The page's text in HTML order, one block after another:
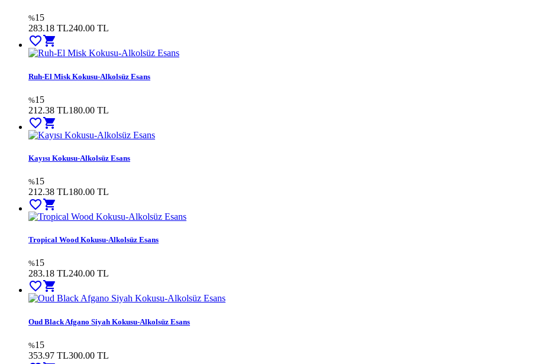
%15
283.18 TL240.00 TL
favorite_border shopping_cart
Ruh-El Misk Kokusu-Alkolsüz Esans
%15
212.38 TL180.00 TL
favorite_bordershopping_cart
Kayısı Kokusu-Alkolsüz Esans
%15
212.38 TL180.00 TL
favorite_bordershopping_cart
Tropical Wood Kokusu-Alkolsüz Esans
%15
283.18 TL240.00 TL
favorite_border shopping_cart
Oud Black Afgano Siyah Kokusu-Alkolsüz Esans
%15
353.97 TL300.00 TL